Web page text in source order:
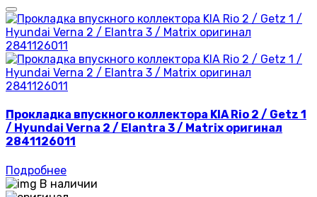
Прокладка впускного коллектора KIA Rio 2 / Getz 1
/ Hyundai Verna 2 / Elantra 3 / Matrix оригинал
2841126011
Подробнее
В наличии